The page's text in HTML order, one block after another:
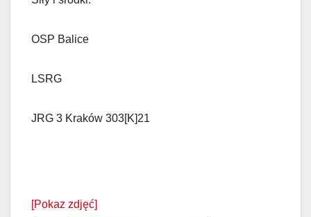
OSP Balice
LSRG
JRG 3 Kraków 303[K]21
[Pokaz zdjęć]